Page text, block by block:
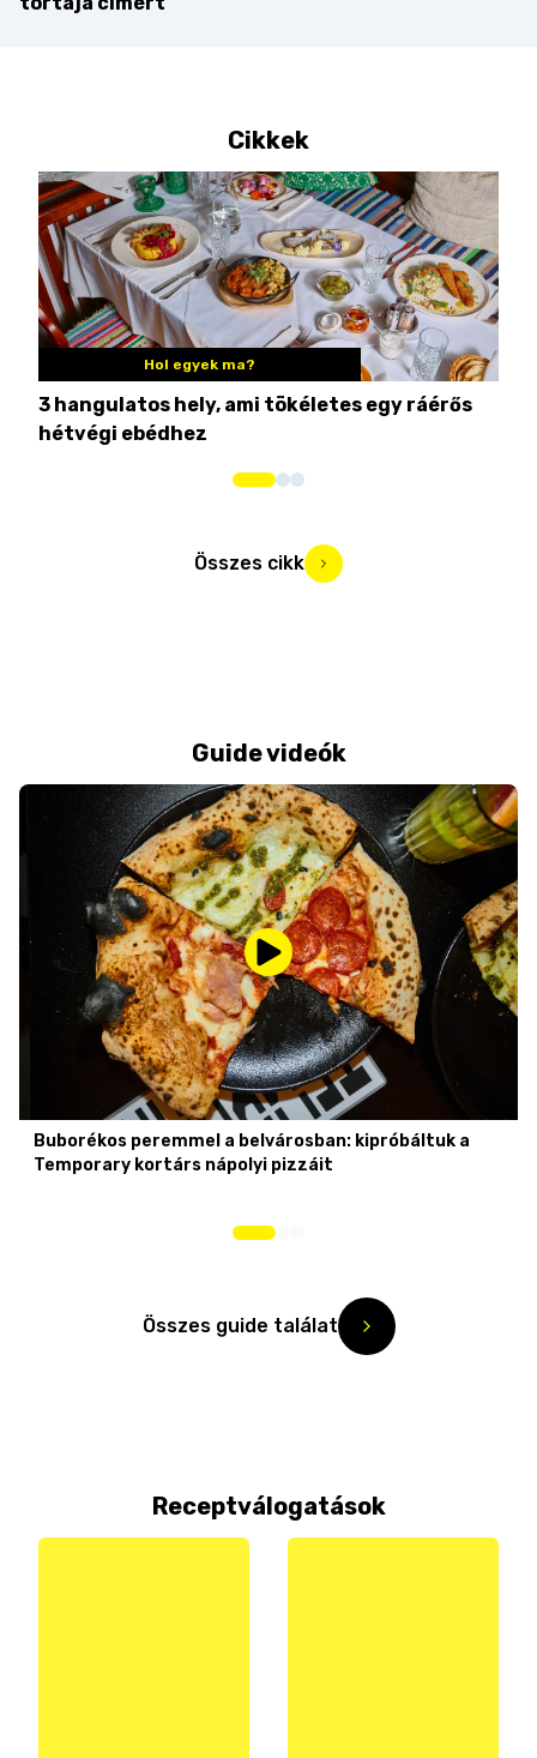
Cikkek
Hol egyek ma?
3 hangulatos hely, ami tökéletes egy ráérős
hétvégi ebédhez
Összes cikk
Guide videók
Buborékos peremmel a belvárosban: kipróbáltuk a
Temporary kortárs nápolyi pizzáit
Összes guide találat
Receptválogatások